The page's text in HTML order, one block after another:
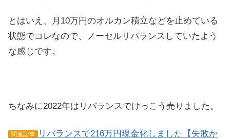
とはいえ、月10万円のオルカン積立などを止めている
状態でコレなので、ノーセルリバランスしていたよう
な感じです。
ちなみに2022年はリバランスでけっこう売りました。
関連記事
リバランスで216万円現金化しました【失敗か